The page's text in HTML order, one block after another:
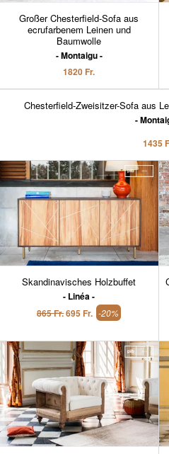
Großer Chesterfield-Sofa aus
ecrufarbenem Leinen und
Baumwolle
Montaigu
1820 Fr.
Chesterfield-Zweisitzer-Sofa aus
1435
Skandinavisches Holzbuffet
Linéa
865 Fr.695 Fr. -20%